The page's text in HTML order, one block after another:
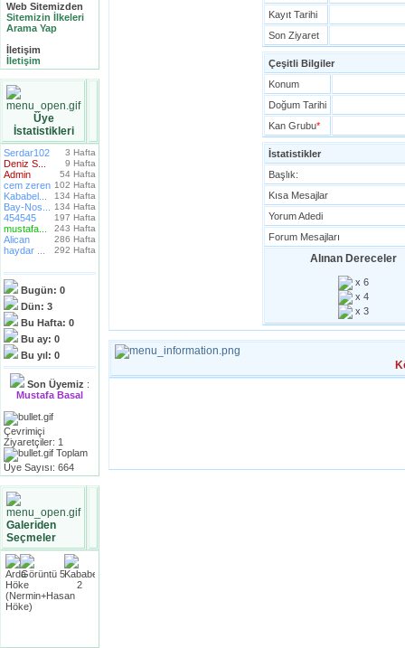
Web Sitemizden
Sitemizin İlkeleri
Arama Yap
İletişim
İletişim
Üye
İstatistikleri
Serdar102 3 Hafta
Deniz S... 9 Hafta
Admin 54 Hafta
cem zeren 102 Hafta
Kababel... 134 Hafta
Bay-Nos... 134 Hafta
454545 197 Hafta
mustafa... 243 Hafta
Alican 286 Hafta
haydar ... 292 Hafta
Bugün: 0
Dün: 3
Bu Hafta: 0
Bu ay: 0
Bu yıl: 0
Son Üyemiz :
Mustafa Basal
Çevrimiçi
Ziyaretçiler: 1
Toplam
Üye Sayısı: 664
Galeriden
Seçmeler
Kayıt Tarihi
Son Ziyaret
Çeşitli Bilgiler
Konum
Doğum Tarihi
Kan Grubu*
İstatistikler
Başlık:
Kısa Mesajlar
Yorum Adedi
Forum Mesajları
Alınan Dereceler
x 6
x 4
x 3